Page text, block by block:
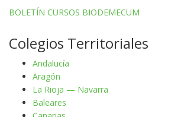
BOLETÍN CURSOS BIODEMECUM
Colegios Territoriales
Andalucía
Aragón
La Rioja — Navarra
Baleares